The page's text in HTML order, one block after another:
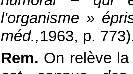
l'organisme »
méd.,1963, p.
Rem. On relève